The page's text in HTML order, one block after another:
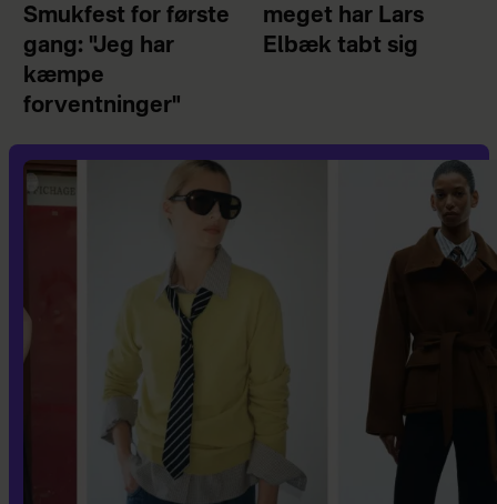
Smukfest for første
gang: "Jeg har
kæmpe
forventninger"
meget har Lars
Elbæk tabt sig